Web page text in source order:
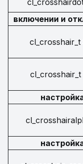
включении и
cl_crosshair_t
cl_crosshair_t